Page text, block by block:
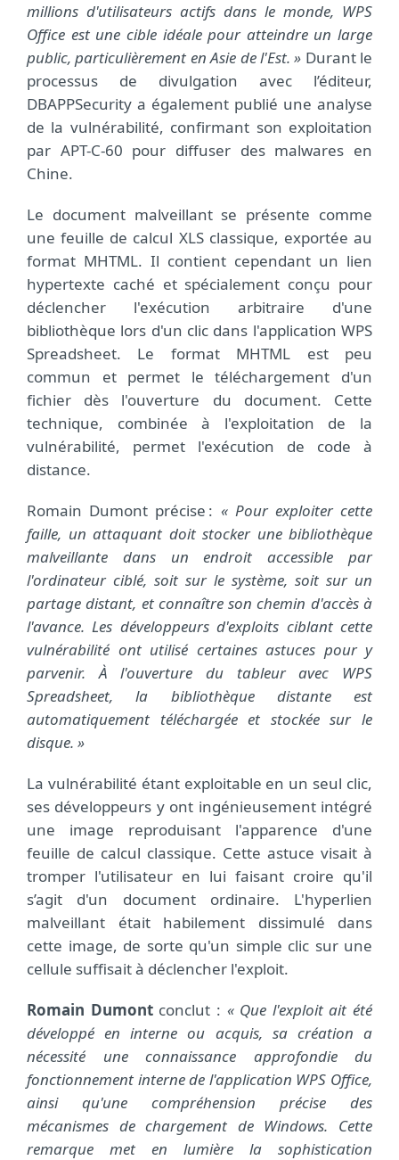
millions d'utilisateurs actifs dans le monde, WPS
Office est une cible idéale pour atteindre un large
public, particulièrement en Asie de l'Est. » Durant le
processus de divulgation avec l’éditeur,
DBAPPSecurity a également publié une analyse
de la vulnérabilité, confirmant son exploitation
par APT-C-60 pour diffuser des malwares en
Chine.
Le document malveillant se présente comme
une feuille de calcul XLS classique, exportée au
format MHTML. Il contient cependant un lien
hypertexte caché et spécialement conçu pour
déclencher l'exécution arbitraire d'une
bibliothèque lors d'un clic dans l'application WPS
Spreadsheet. Le format MHTML est peu
commun et permet le téléchargement d'un
fichier dès l'ouverture du document. Cette
technique, combinée à l'exploitation de la
vulnérabilité, permet l'exécution de code à
distance.
Romain Dumont précise : « Pour exploiter cette
faille, un attaquant doit stocker une bibliothèque
malveillante dans un endroit accessible par
l'ordinateur ciblé, soit sur le système, soit sur un
partage distant, et connaître son chemin d'accès à
l'avance. Les développeurs d'exploits ciblant cette
vulnérabilité ont utilisé certaines astuces pour y
parvenir. À l'ouverture du tableur avec WPS
Spreadsheet, la bibliothèque distante est
automatiquement téléchargée et stockée sur le
disque. »
La vulnérabilité étant exploitable en un seul clic,
ses développeurs y ont ingénieusement intégré
une image reproduisant l'apparence d'une
feuille de calcul classique. Cette astuce visait à
tromper l'utilisateur en lui faisant croire qu'il
s’agit d'un document ordinaire. L'hyperlien
malveillant était habilement dissimulé dans
cette image, de sorte qu'un simple clic sur une
cellule suffisait à déclencher l'exploit.
Romain Dumontconclut : « Que l'exploit ait été
développé en interne ou acquis, sa création a
nécessité une connaissance approfondie du
fonctionnement interne de l'application WPS Office,
ainsi qu'une compréhension précise des
mécanismes de chargement de Windows. Cette
remarque met en lumière la sophistication